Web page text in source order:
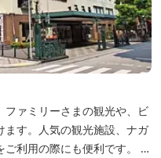
ファミリーさまの観光や、ビ
ます。人気の観光施設、ナガ
利用の際にも便利です。 和